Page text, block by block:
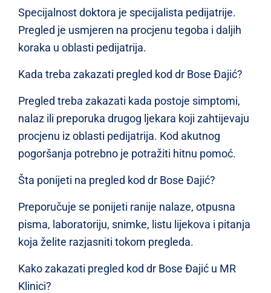
Specijalnost doktora je specijalista pedijatrije.
Pregled je usmjeren na procjenu tegoba i daljih
koraka u oblasti pedijatrija.
Kada treba zakazati pregled kod dr Bose Đajić?
Pregled treba zakazati kada postoje simptomi,
nalaz ili preporuka drugog ljekara koji zahtijevaju
procjenu iz oblasti pedijatrija. Kod akutnog
pogoršanja potrebno je potražiti hitnu pomoć.
Šta ponijeti na pregled kod dr Bose Đajić?
Preporučuje se ponijeti ranije nalaze, otpusna
pisma, laboratoriju, snimke, listu lijekova i pitanja
koja želite razjasniti tokom pregleda.
Kako zakazati pregled kod dr Bose Đajić u MR
Klinici?